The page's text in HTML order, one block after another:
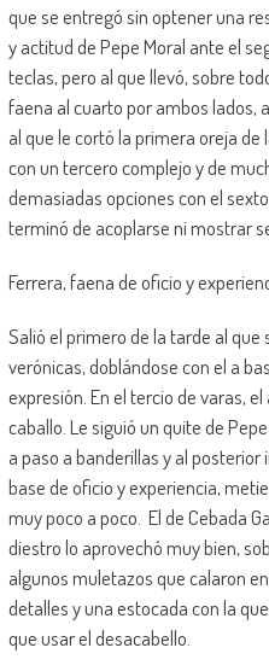
que se entregó sin optener una
y actitud de Pepe Moral ante el
teclas, pero al que llevó, sobre
faena al cuarto por ambos lados,
al que le cortó la primera oreja
con un tercero complejo y de
demasiadas opciones con el
terminó de acoplarse ni mostrar
Ferrera, faena de oficio y
Salió el primero de la tarde al
verónicas, doblándose con el a
expresión. En el tercio de varas,
caballo. Le siguió un quite de
a paso a banderillas y al
base de oficio y experiencia,
muy poco a poco. El de Cebada
diestro lo aprovechó muy bien,
algunos muletazos que calaron
detalles y una estocada con la
que usar el desacabello.